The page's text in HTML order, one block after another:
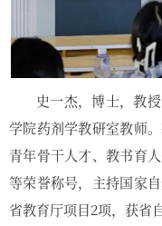
史一杰，博士，教
学院药剂学教研室教师
青年骨干人才、教书育
等荣誉称号，主持国家
省教育厅项目2项，获省